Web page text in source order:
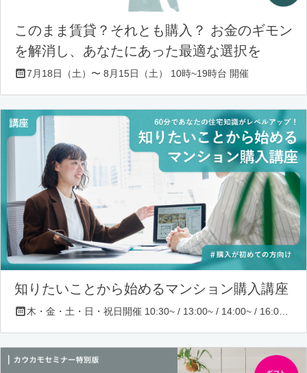
このまま賃貸？それとも購入？ お金のギモン
を解消し、あなたにあった最適な選択を
7月18日（土）〜 8月15日（土） 10時~19時台 開催
知りたいことから始めるマンション購入講座